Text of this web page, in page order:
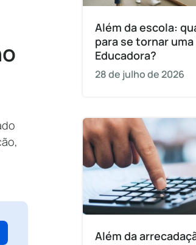
Além da escola:
para se tornar
Educadora?
28 de julho de 2026
Além da